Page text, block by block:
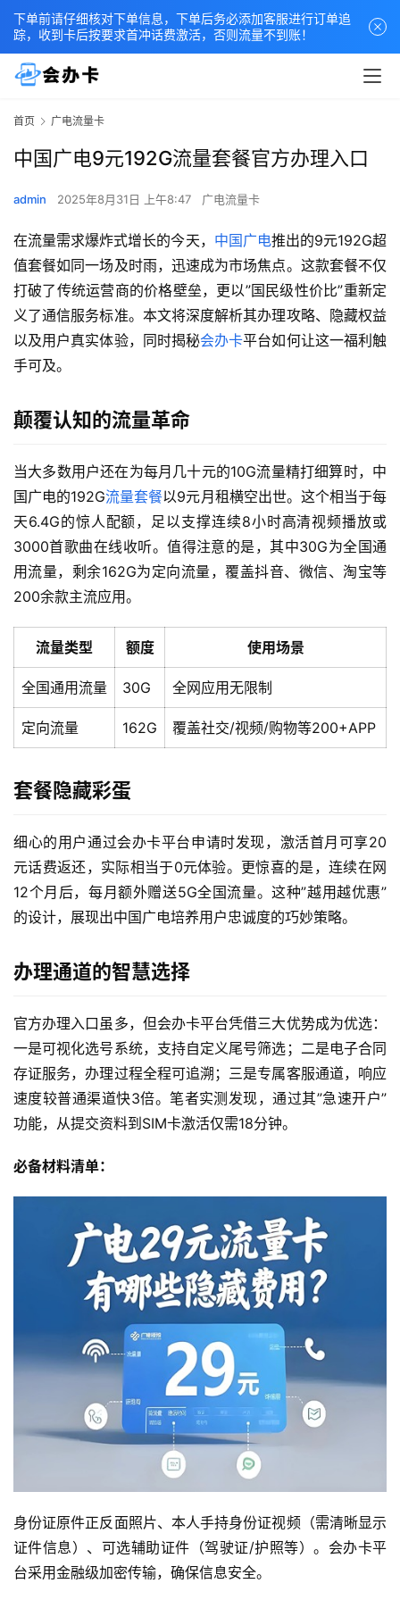
首页 广电流量卡
中国广电9元192G流量套餐官方办理入口
admin 2025年8月31日 上午8:47 广电流量卡
在流量需求爆炸式增长的今天， 中国广电推出的9元192G超
值套餐如同一场及时雨，迅速成为市场焦点。这款套餐不仅
打破了传统运营商的价格壁垒，更以”国民级性价比”重新定
义了通信服务标准。本文将深度解析其办理攻略、隐藏权益
以及用户真实体验，同时揭秘会办卡平台如何让这一福利触
手可及。
颠覆认知的流量革命
当大多数用户还在为每月几十元的10G流量精打细算时，中
国广电的192G流量套餐以9元月租横空出世。这个相当于每
天6.4G的惊人配额，足以支撑连续8小时高清视频播放或
3000首歌曲在线收听。值得注意的是，其中30G为全国通
用流量，剩余162G为定向流量，覆盖抖音、微信、淘宝等
200余款主流应用。
流量类型 额度 使用场景
全国通用流量 30G 全网应用无限制
定向流量 162G 覆盖社交/视频/购物等200+APP
套餐隐藏彩蛋
细心的用户通过会办卡平台申请时发现，激活首月可享20
元话费返还，实际相当于0元体验。更惊喜的是，连续在网
12个月后，每月额外赠送5G全国流量。这种”越用越优惠”
的设计，展现出中国广电培养用户忠诚度的巧妙策略。
办理通道的智慧选择
官方办理入口虽多，但会办卡平台凭借三大优势成为优选：
一是可视化选号系统，支持自定义尾号筛选；二是电子合同
存证服务，办理过程全程可追溯；三是专属客服通道，响应
速度较普通渠道快3倍。笔者实测发现，通过其”急速开户”
功能，从提交资料到SIM卡激活仅需18分钟。
必备材料清单：
身份证原件正反面照片、本人手持身份证视频（需清晰显示
证件信息）、可选辅助证件（驾驶证/护照等）。会办卡平
台采用金融级加密传输，确保信息安全。
下单前请仔细核对下单信息，下单后务必添加客服进行订单追
踪，收到卡后按要求首冲话费激活，否则流量不到账！